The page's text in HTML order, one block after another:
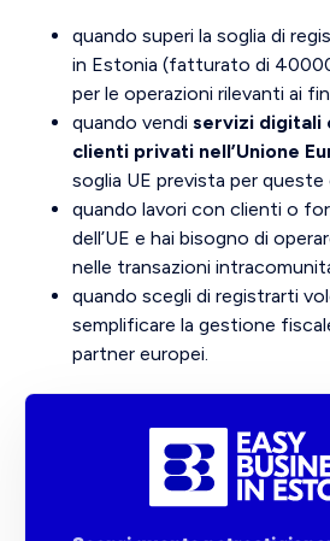
quando superi la soglia di
in Estonia (fatturato di
per le operazioni rilevanti ai
quando vendi servizi digitali
clienti privati nell’Unione
soglia UE prevista per queste
quando lavori con clienti o
dell’UE e hai bisogno di
nelle transazioni
quando scegli di registrarti
semplificare la gestione
partner europei.